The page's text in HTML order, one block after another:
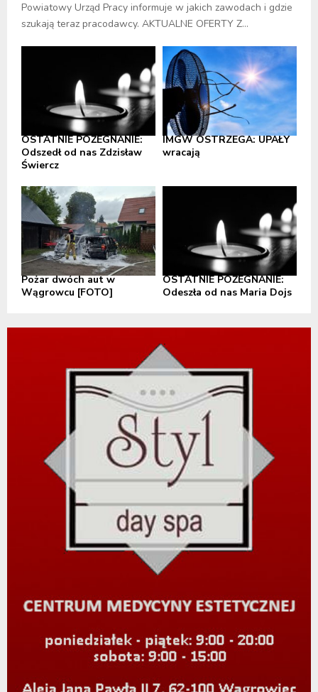
Powiatowy Urząd Pracy informuje w jakich zawodach i gdzie
szukają teraz pracodawcy. AKTUALNE OFERTY Z...
OSTATNIE POŻEGNANIE:
Odszedł od nas Zdzisław
Świercz
IMGW OSTRZEGA: UPAŁY
wracają
Pożar dwóch aut w
Wągrowcu [FOTO]
OSTATNIE POŻEGNANIE:
Odeszła od nas Maria Dojs